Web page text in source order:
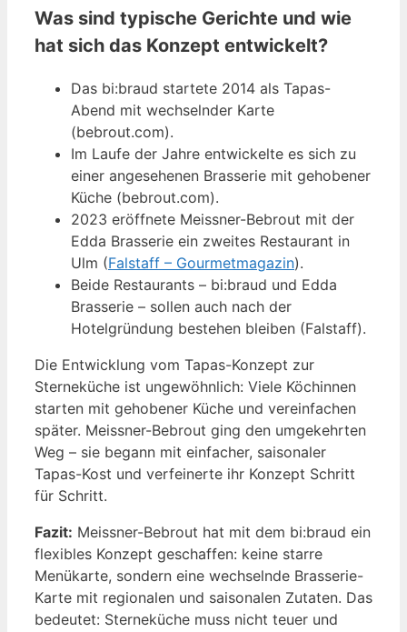
Was sind typische Gerichte und wie
hat sich das Konzept entwickelt?
Das bi:braud startete 2014 als Tapas-
Abend mit wechselnder Karte
(bebrout.com).
Im Laufe der Jahre entwickelte es sich zu
einer angesehenen Brasserie mit gehobener
Küche (bebrout.com).
2023 eröffnete Meissner-Bebrout mit der
Edda Brasserie ein zweites Restaurant in
Ulm (Falstaff – Gourmetmagazin).
Beide Restaurants – bi:braud und Edda
Brasserie – sollen auch nach der
Hotelgründung bestehen bleiben (Falstaff).
Die Entwicklung vom Tapas-Konzept zur
Sterneküche ist ungewöhnlich: Viele Köchinnen
starten mit gehobener Küche und vereinfachen
später. Meissner-Bebrout ging den umgekehrten
Weg – sie begann mit einfacher, saisonaler
Tapas-Kost und verfeinerte ihr Konzept Schritt
für Schritt.
Fazit: Meissner-Bebrout hat mit dem bi:braud ein
flexibles Konzept geschaffen: keine starre
Menükarte, sondern eine wechselnde Brasserie-
Karte mit regionalen und saisonalen Zutaten. Das
bedeutet: Sterneküche muss nicht teuer und